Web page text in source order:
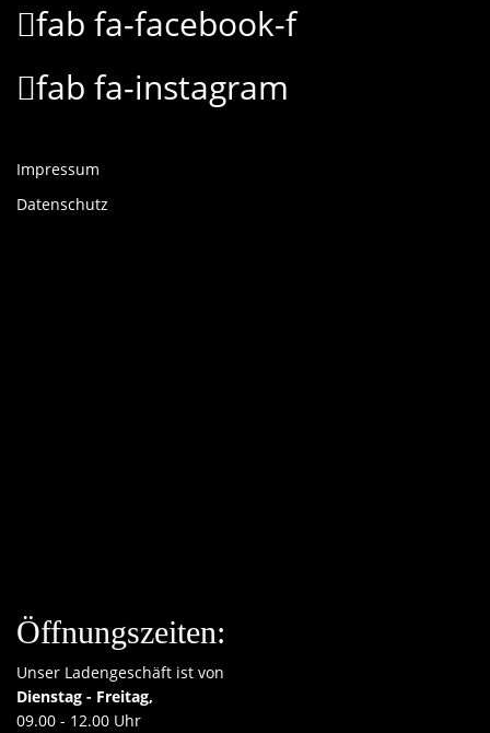
fab fa-facebook-f
fab fa-instagram
Impressum
Datenschutz
Öffnungszeiten:
Unser Ladengeschäft ist von
Dienstag - Freitag,
09.00 - 12.00 Uhr